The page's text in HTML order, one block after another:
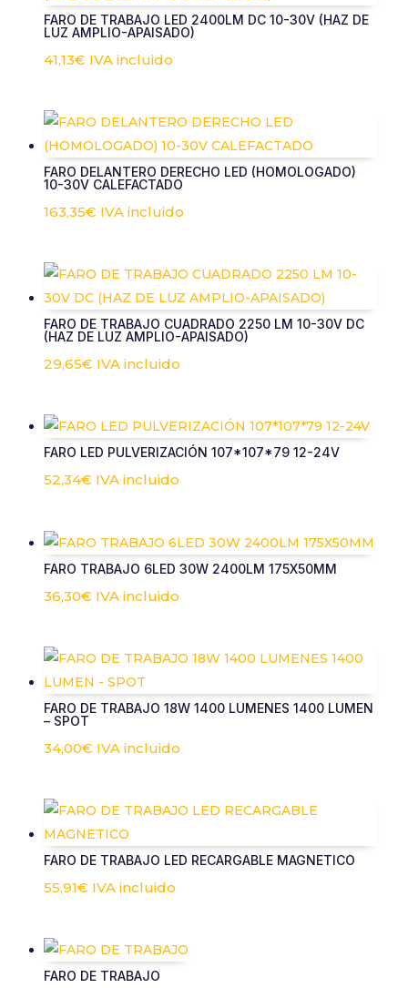
FARO DE TRABAJO LED 2400LM DC 10-30V (HAZ DE
LUZ AMPLIO-APAISADO)
41,13€ IVA incluido
FARO DELANTERO DERECHO LED (HOMOLOGADO)
10-30V CALEFACTADO
163,35€ IVA incluido
FARO DE TRABAJO CUADRADO 2250 LM 10-30V DC
(HAZ DE LUZ AMPLIO-APAISADO)
29,65€ IVA incluido
FARO LED PULVERIZACIÓN 107*107*79 12-24V
52,34€ IVA incluido
FARO TRABAJO 6LED 30W 2400LM 175X50MM
36,30€ IVA incluido
FARO DE TRABAJO 18W 1400 LUMENES 1400 LUMEN
– SPOT
34,00€ IVA incluido
FARO DE TRABAJO LED RECARGABLE MAGNETICO
55,91€ IVA incluido
FARO DE TRABAJO